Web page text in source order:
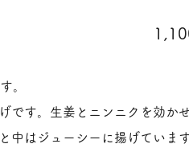
。
です。 生姜とニンニクを効か
中はジューシーに揚げています